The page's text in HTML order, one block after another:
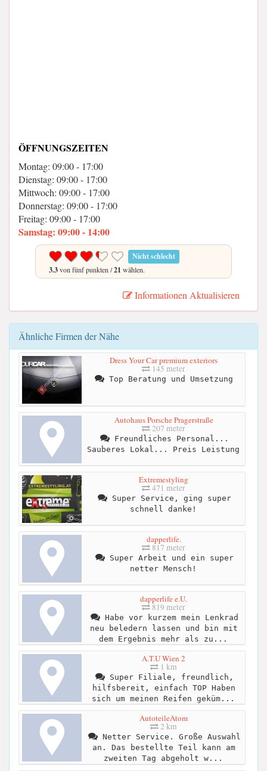
ÖFFNUNGSZEITEN
Montag: 09:00 - 17:00
Dienstag: 09:00 - 17:00
Mittwoch: 09:00 - 17:00
Donnerstag: 09:00 - 17:00
Freitag: 09:00 - 17:00
Samstag: 09:00 - 14:00
Nicht schlecht
3.3von fünf punkten /21 wählen.
Informationen Aktualisieren
Ähnliche Firmen der Nähe
Dress Your Car premium exteriors
145 meter
Top Beratung und Umsetzung
Autohaus Porsche Pragerstraße
207 meter
Freundliches Personal...
Sauberes Lokal... Preis Leistung
Extremestyling
471 meter
Super Service, ging super
schnell danke!
dapperlife.
817 meter
Super Arbeit und ein super
netter Mensch!
dapperlife e.U.
819 meter
Habe vor kurzem mein Lenkrad
neu beledern lassen und bin mit
dem Ergebnis mehr als zu...
A.T.U Wien 2
1 km
Super Filiale, freundlich,
hilfsbereit, einfach TOP Haben
sich um meinen Reifen geküm...
AutoteileAtom
2 km
Netter Service. Große Auswahl
an. Das bestellte Teil kann am
zweiten Tag abgeholt w...